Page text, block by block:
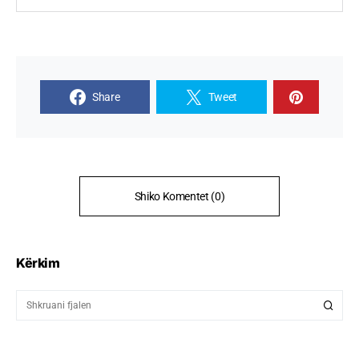
Share Tweet
Shiko Komentet (0)
Kërkim